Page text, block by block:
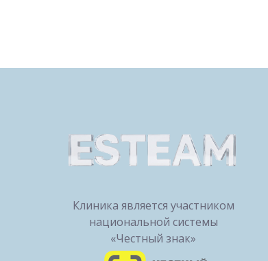
Клиника является участником
национальной системы
«Честный знак»